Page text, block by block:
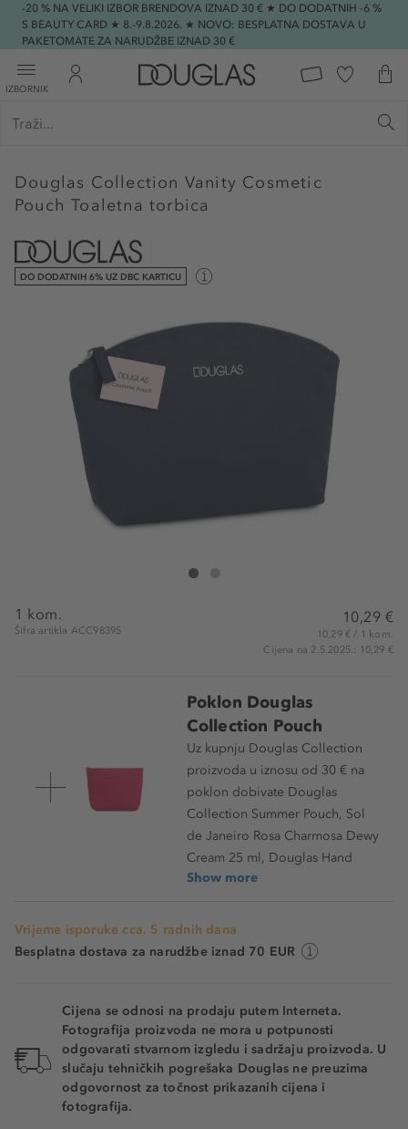
-20 % NA VELIKI IZBOR BRENDOVA IZNAD 30 € ★ DO DODATNIH -6 %
S BEAUTY CARD ★ 8.-9.8.2026. ★ NOVO: BESPLATNA DOSTAVA U
PAKETOMATE ZA NARUDŽBE IZNAD 30 €
IZBORNIK
Douglas Collection Vanity Cosmetic
Pouch Toaletna torbica
DO DODATNIH 6% UZ DBC KARTICU
Douglas Collection Vanity Cosmetic Pouch
1 kom.
Šifra artikla ACC98395
10,29 €
10,29 € / 1 kom.
Cijena na 2.5.2025.: 10,29 €
Poklon Douglas
Collection Pouch
Uz kupnju Douglas Collection
proizvoda u iznosu od 30 € na
poklon dobivate Douglas
Collection Summer Pouch, Sol
de Janeiro Rosa Charmosa Dewy
Cream 25 ml, Douglas Hand
Show more
Vrijeme isporuke cca. 5 radnih dana
Besplatna dostava za narudžbe iznad 70 EUR
Cijena se odnosi na prodaju putem Interneta.
Fotografija proizvoda ne mora u potpunosti
odgovarati stvarnom izgledu i sadržaju proizvoda. U
slučaju tehničkih pogrešaka Douglas ne preuzima
odgovornost za točnost prikazanih cijena i
fotografija.